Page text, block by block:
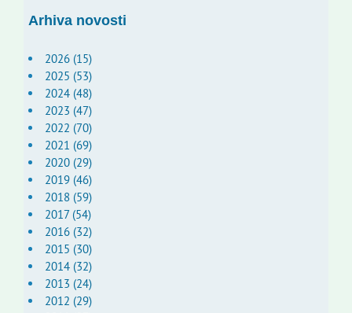
Arhiva novosti
2026 (15)
2025 (53)
2024 (48)
2023 (47)
2022 (70)
2021 (69)
2020 (29)
2019 (46)
2018 (59)
2017 (54)
2016 (32)
2015 (30)
2014 (32)
2013 (24)
2012 (29)